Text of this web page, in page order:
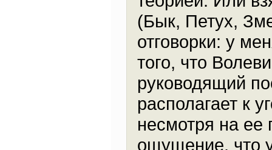
(Бык, Петух,
отговорки: у
того, что
руководящий
располагает к
несмотря на ее
ощущение, что